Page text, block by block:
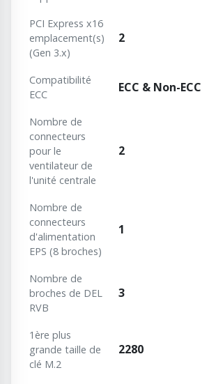
PCI Express x16
emplacement(s)
(Gen 3.x)
2
Сompatibilité
ECC
ECC & Non-ECC
Nombre de
connecteurs
pour le
ventilateur de
l'unité centrale
2
Nombre de
connecteurs
d'alimentation
EPS (8 broches)
1
Nombre de
broches de DEL
RVB
3
1ère plus
grande taille de
clé M.2
2280